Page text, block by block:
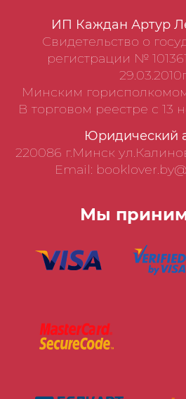
ИП Каждан Артур
Свидетельство о
регистрации №
Минским
В торговом реестре с 13
Юридический
220086 г.Минск
Email:
Мы